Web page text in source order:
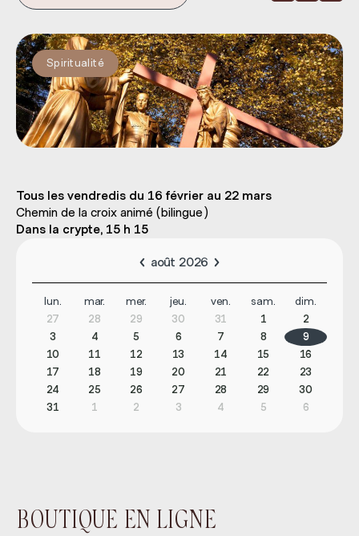
Spiritualité
Tous les vendredis du 16 février au 22 mars
Chemin de la croix animé (bilingue)
Dans la crypte, 15 h 15
août 2026
lun. mar. mer. jeu. ven. sam.
dim.
27
28 29 30 31 1
2
3
4 5 6 7 8
9
10
11 12 13 14 15
16
17
18 19 20 21 22
23
24
25 26 27 28 29
30
31
1 2 3 4 5 6
BOUTIQUE EN LIGNE